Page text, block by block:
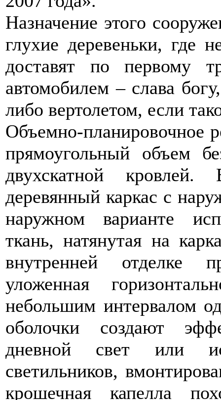
Назначение этого
глухие деревеньки, где
доставят по первому
автомобилем – слава
либо вертолетом, если
Объемно-планировочное
прямоугольный объем
двухскатной
деревянный каркас с
наружном варианте
ткань, натянутая на
внутренней отделке
уложенная
небольшим интервалом
оболочки создают
дневной свет или
светильников,
крошечная капелла